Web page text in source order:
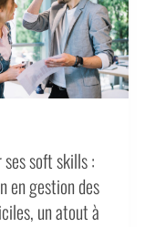
ses soft skills :
en gestion des
un atout à